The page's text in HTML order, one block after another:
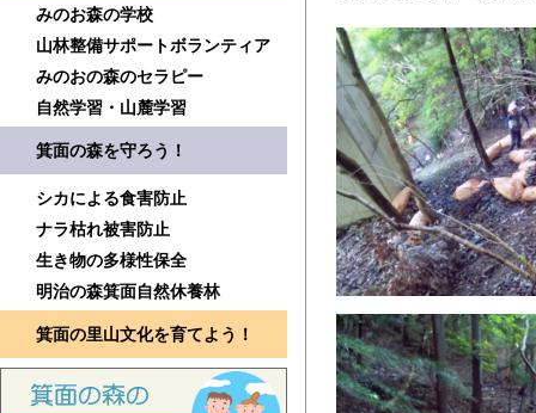
みのお森の学校
山林整備サポートボランティア
みのおの森のセラピー
自然学習・山麓学習
箕面の森を守ろう！
シカによる食害防止
ナラ枯れ被害防止
生き物の多様性保全
明治の森箕面自然休養林
箕面の里山文化を育てよう！